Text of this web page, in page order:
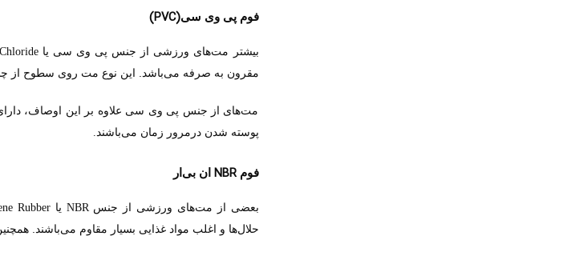
فوم پی وی سی(PVC)
بیشتر مت‌های ورزشی از جنس پی وی سی یا
مقرون به صرفه می‌باشد. این نوع مت روی سطوح از
مت‌های از جنس پی وی سی علاوه بر این اوصاف، دارای
پوسته شدن درمرور زمان می‌باشند.
فوم NBR ان بی‌ار
بعضی از مت‌های ورزشی از جنسNBR یا Rubber
حلال‌ها و اغلب مواد غذایی بسیار مقاوم می‌باشند.